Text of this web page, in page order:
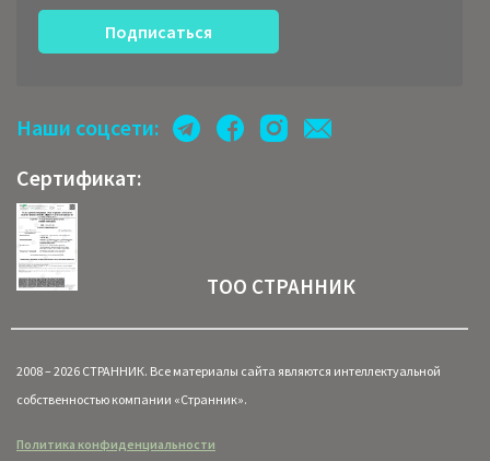
Подписаться
Наши соцсети:
Сертификат:
ТОО СТРАННИК
2008 – 2026 СТРАННИК. Все материалы сайта являются интеллектуальной
собственностью компании «Странник».
Политика конфиденциальности